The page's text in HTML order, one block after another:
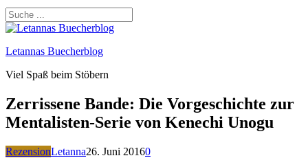
Letannas Buecherblog
Viel Spaß beim Stöbern
Zerrissene Bande: Die Vorgeschichte zur
Mentalisten-Serie von Kenechi Unogu
RezensionLetanna26. Juni 20160